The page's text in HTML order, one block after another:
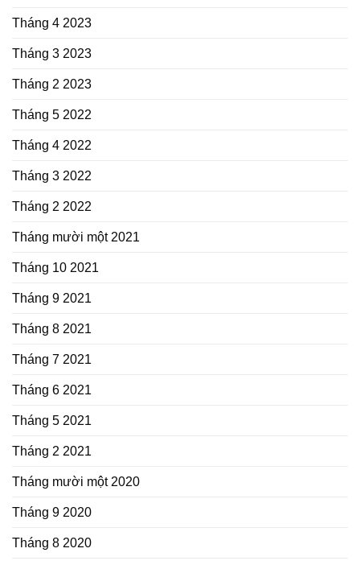
Tháng 4 2023
Tháng 3 2023
Tháng 2 2023
Tháng 5 2022
Tháng 4 2022
Tháng 3 2022
Tháng 2 2022
Tháng mười một 2021
Tháng 10 2021
Tháng 9 2021
Tháng 8 2021
Tháng 7 2021
Tháng 6 2021
Tháng 5 2021
Tháng 2 2021
Tháng mười một 2020
Tháng 9 2020
Tháng 8 2020